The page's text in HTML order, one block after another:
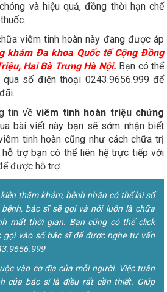
và hiệu quả, đồng thời hạn chế
viêm tinh hoàn này đang được áp
khám Đa khoa Quốc tế Cộng Đồng
Hai Bà Trưng Hà Nội. Bạn có thể
qua số điện thoại 0243.9656.999 để
tin vềviêm tinh hoàn triệu chứng
bài viết này bạn sẽ sớm nhận biết
tinh hoàn cũng như cách chữa trị
hỗ trợ bạn có thể liên hệ trực tiếp với
được hỗ trợ.
thăm khám, bệnh nhân có thể lại số
bác sĩ sẽ gọi và nói luôn là chữa
mất thời gian. Bạn cũng có thể click
gọi vào số bác sĩ để được nghe tư vấn
vào cơ địa của mỗi người. Việc tuân
của bác sĩ là điều rất cần thiết. Giúp